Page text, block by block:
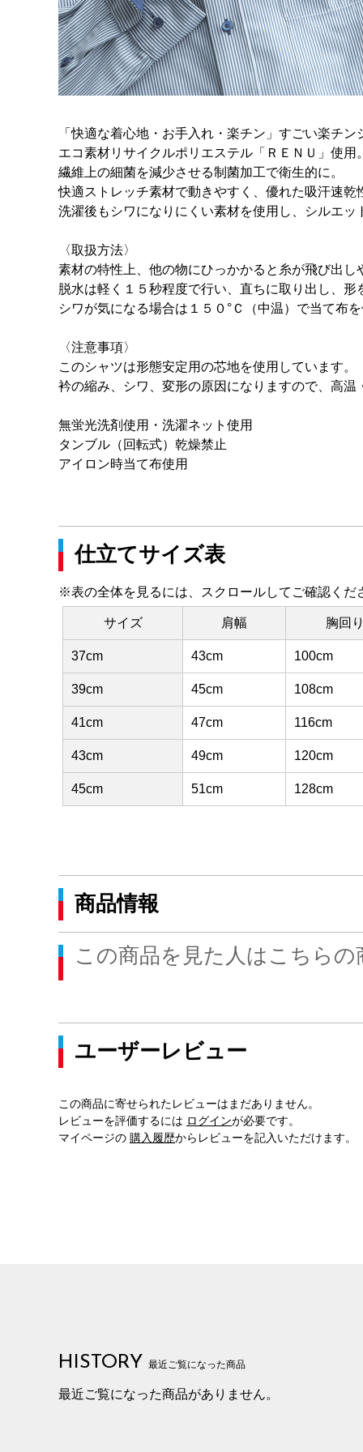
「快適な着心地・お手入れ・楽チン」すごい楽チン
エコ素材リサイクルポリエステル「ＲＥＮＵ」使用
繊維上の細菌を減少させる制菌加工で衛生的に。
快適ストレッチ素材で動きやすく、優れた吸汗速
洗濯後もシワになりにくい素材を使用し、シルエッ
〈取扱方法〉
素材の特性上、他の物にひっかかると糸が飛び出し
脱水は軽く１５秒程度で行い、直ちに取り出し、
シワが気になる場合は１５０°Ｃ（中温）で当て布
〈注意事項〉
このシャツは形態安定用の芯地を使用しています。
衿の縮み、シワ、変形の原因になりますので、高
無蛍光洗剤使用・洗濯ネット使用
タンブル（回転式）乾燥禁止
アイロン時当て布使用
仕立てサイズ表
※表の全体を見るには、スクロールしてご確認くだ
サイズ 肩幅 胸回
37cm 43cm 100cm
39cm 45cm 108cm
41cm 47cm 116cm
43cm 49cm 120cm
45cm 51cm 128cm
商品情報
この商品を見た人はこちら
ユーザーレビュー
この商品に寄せられたレビューはまだありません。
レビューを評価するには ログインが必要です。
マイページの 購入履歴からレビューを記入いただけます。
HISTORY 最近ご覧になった商品
最近ご覧になった商品がありません。